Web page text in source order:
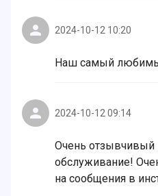
2024-10-12 10:20
Наш самый
2024-10-12 09:14
Очень отзывчивый
обслуживание!
на сообщения в